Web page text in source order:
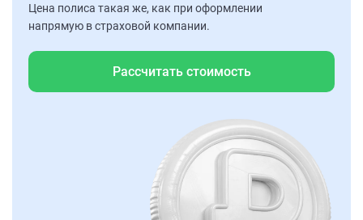
Цена полиса такая же, как при оформлении
напрямую в страховой компании.
Рассчитать стоимость